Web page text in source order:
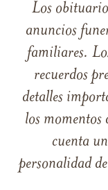
Los
anuncios
familiares.
recuerdos
detalles
los
cuenta
personalidad